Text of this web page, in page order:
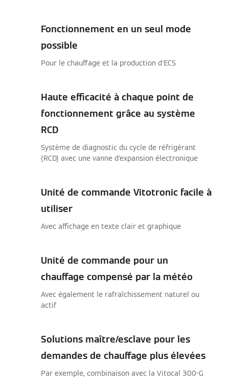
Fonctionnement en un seul mode
possible
Pour le chauffage et la production d'ECS
Haute efficacité à chaque point de
fonctionnement grâce au système
RCD
Système de diagnostic du cycle de réfrigérant
(RCD) avec une vanne d'expansion électronique
Unité de commande Vitotronic facile à
utiliser
Avec affichage en texte clair et graphique
Unité de commande pour un
chauffage compensé par la météo
Avec également le rafraîchissement naturel ou
actif
Solutions maître/esclave pour les
demandes de chauffage plus élevées
Par exemple, combinaison avec la Vitocal 300-G